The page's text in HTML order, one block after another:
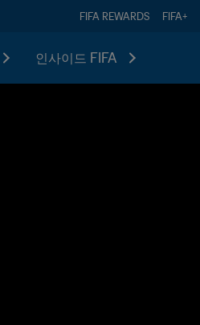
FIFA REWARDS FIFA+
인사이드 FIFA